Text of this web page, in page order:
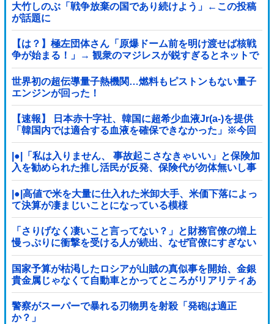
大竹しのぶ「戦争放棄の国であり続けよう」←この投稿
が話題に
【は？】極左団体さん「原爆ドーム前を明け渡せば核戦
争が始まる！」→ 観衆のマジレスが鋭すぎるとネットで
話題に → ｗｗｗｗｗｗｗｗｗｗｗｗ
世界初の超伝導量子熱機関…燃料もピストンもない量子
エンジンが回った！
【速報】 日本赤十字社、韓国に超希少血液Jr(a-)を提供
「韓国内では適合する血液を確保できなかった」※今回
で4回目
|●|「私は入りません、 事故起こさなきゃいい」と保険加
入を勧められた推し活民が反発、保険代が勿体無いし事
故起こしたとして……
|●|高値で米を大量に仕入れた米卸大手、米価下落によっ
て決算が凄まじいことになっている模様
「さりげなく凄いこと言ってない？」と財務官僚の増上
慢っぷりに衝撃を受ける人が続出、なぜ官僚にすぎない
財務省が……
国家予算が枯渇したロシアが山賊の真似事を開始、金銀
貴金属じゃなくて自動車とかってところがリアリティあ
りすぎる……
警察がスーパーで暴れる刃物男を射殺「発砲は適正
か？」